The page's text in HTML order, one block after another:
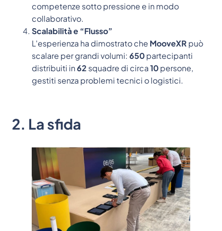
competenze sotto pressione e in modo
collaborativo.
Scalabilità e “Flusso”
L'esperienza ha dimostrato che MooveXR può
scalare per grandi volumi: 650partecipanti
distribuiti in62 squadre di circa10persone,
gestiti senza problemi tecnici o logistici.
2. La sfida